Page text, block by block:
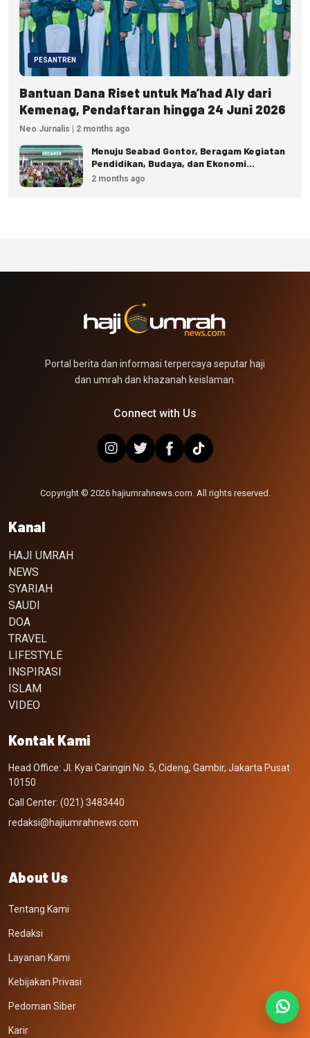
PESANTREN
Bantuan Dana Riset untuk Ma’had Aly dari
Kemenag, Pendaftaran hingga 24 Juni 2026
Neo Jurnalis | 2 months ago
Menuju Seabad Gontor, Beragam Kegiatan
Pendidikan, Budaya, dan Ekonomi
Disiapkan
2 months ago
Portal berita dan informasi terpercaya seputar haji
dan umrah dan khazanah keislaman.
Connect with Us
Copyright © 2026 hajiumrahnews.com. All rights reserved.
Kanal
HAJI UMRAH
NEWS
SYARIAH
SAUDI
DOA
TRAVEL
LIFESTYLE
INSPIRASI
ISLAM
VIDEO
Kontak Kami
Head Office: Jl. Kyai Caringin No. 5, Cideng, Gambir, Jakarta Pusat
10150
Call Center: (021) 3483440
redaksi@hajiumrahnews.com
About Us
Tentang Kami
Redaksi
Layanan Kami
Kebijakan Privasi
Pedoman Siber
Karir